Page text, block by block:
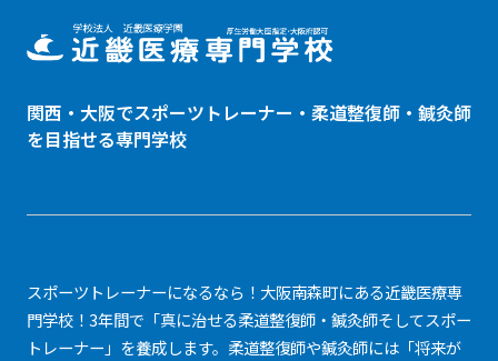
関西・大阪でスポーツトレーナー・ 柔道整復師 ・鍼灸師
を目指せる専門学校
スポーツトレーナーになるなら！大阪南森町にある近畿医療専
門学校！3年間で「真に治せる柔道整復師・鍼灸師そしてスポー
トレーナー」を養成します。柔道整復師や鍼灸師には「将来が